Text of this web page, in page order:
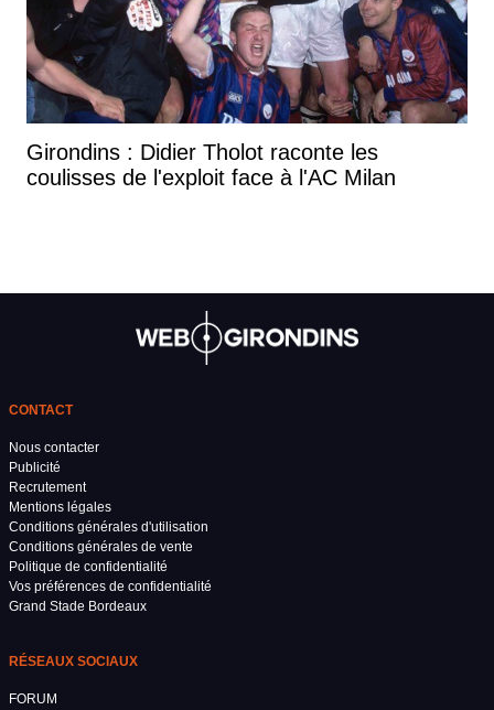
Girondins : Didier Tholot raconte les
coulisses de l'exploit face à l'AC Milan
CONTACT
Nous contacter
Publicité
Recrutement
Mentions légales
Conditions générales d'utilisation
Conditions générales de vente
Politique de confidentialité
Vos préférences de confidentialité
Grand Stade Bordeaux
RÉSEAUX SOCIAUX
FORUM